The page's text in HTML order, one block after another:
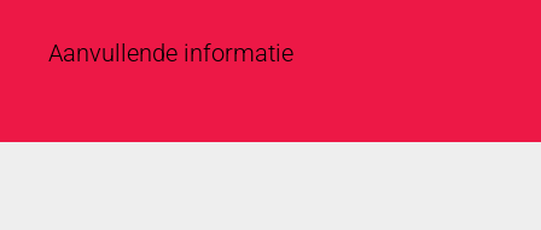
Aanvullende informatie